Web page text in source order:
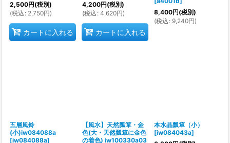
2,500円(税別)
(税込 : 2,750円)
カートに入れる
4,200円(税別)
(税込 : 4,620円)
カートに入れる
8,400円(税別)
(税込 : 9,240円)
五層風鈴
(小)iw084088a
[iw084088a]
【風水】天然瓢箪・金
色(大・天然瓢箪に金色
の着色) iw100330a03
本水晶瓢箪（小）
[iw084043a]